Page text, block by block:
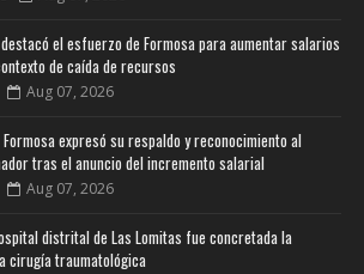
el esfuerzo de Formosa para aumentar salarios
de caída de recursos
Aug 07, 2026
Formosa expresó su respaldo y reconocimiento al
tras el anuncio del incremento salarial
Aug 07, 2026
distrital de Las Lomitas fue concretada la
cirugía traumatológica